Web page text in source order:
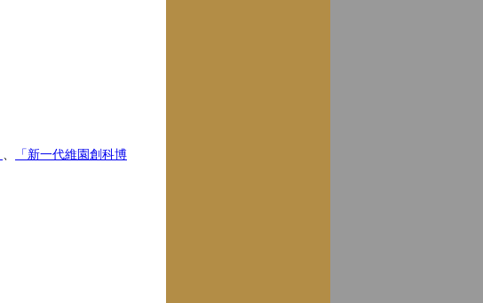
「新一代維園創科博